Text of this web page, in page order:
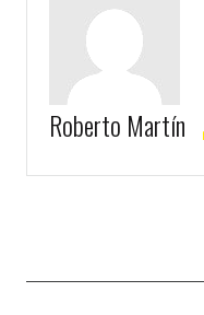
Roberto Martín